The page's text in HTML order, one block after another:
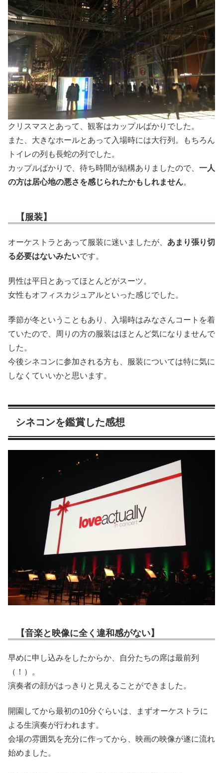
クリスマスとあって、観客はカップルばかりでした。
また、大きなホールとあって入場時には大行列。もちろん
トイレの列も長蛇の列でした。
カップルばかりで、待ち時間が結構ありましたので、 一人
の方は居心地の悪さを感じられたかもしれません。
【服装】
オーケストラとあって服装に迷いましたが、 あまり張り切
る必要はないみたいです。
男性は平日とあってほとんどがスーツ。
女性もオフィスカジュアルといった感じでした。
季節が冬ということもあり、入場時はみなさんコートを着
ていたので、周りの方の服装はほとんど気になりませんで
した。
今後シネコンに参加される方も、服装については特に気に
しなくていいかと思います。
シネコンを鑑賞した感想
【音楽と映像に全く違和感がない】
早めに申し込みをしたからか、自分たちの席は最前列
（！）。
演奏者の顔がはっきりと見えることができました。
開園してから最初の10分ぐらいは、まずオーケストラに
よる生演奏が行われます。
会場の雰囲気を充分に作ってから、映画の映像が遂に流れ
始めました。